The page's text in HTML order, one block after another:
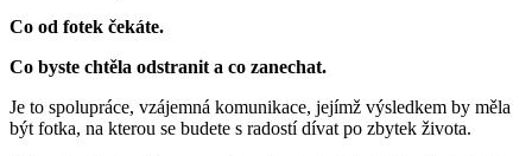
Co od fotek čekáte.
Co byste chtěla odstranit a co zanechat.
Je to spolupráce, vzájemná komunikace, jejímž výsledkem by měla
být fotka, na kterou se budete s radostí dívat po zbytek života.